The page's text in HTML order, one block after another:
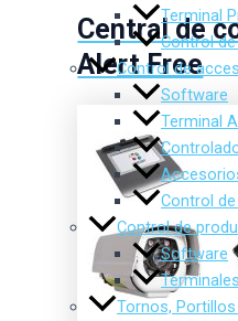
Terminal
Control
Control de
Software
Terminal
Control
Control de
Software
Tornos,
Central de
Alert Free